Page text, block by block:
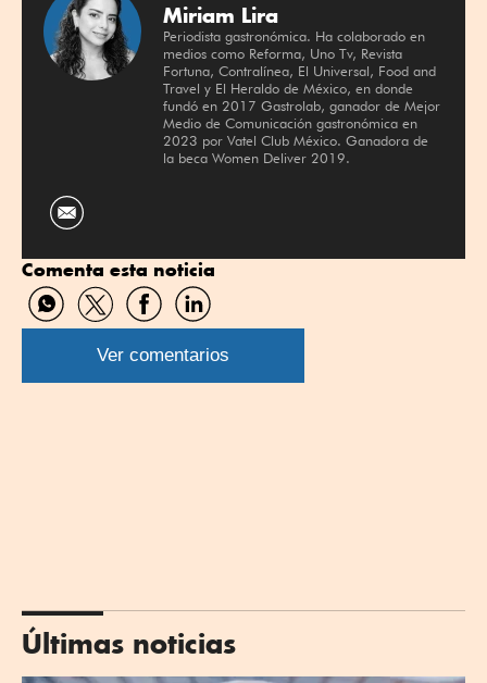
Miriam Lira
Periodista gastronómica. Ha colaborado en
medios como Reforma, Uno Tv, Revista
Fortuna, Contralínea, El Universal, Food and
Travel y El Heraldo de México, en donde
fundó en 2017 Gastrolab, ganador de Mejor
Medio de Comunicación gastronómica en
2023 por Vatel Club México. Ganadora de
la beca Women Deliver 2019.
Comenta esta noticia
Compartir
por
WhatsApp
Compartir
por
Twitter
Compartir
por
Facebook
Compartir
por
Linkedin
Ver comentarios
Últimas noticias